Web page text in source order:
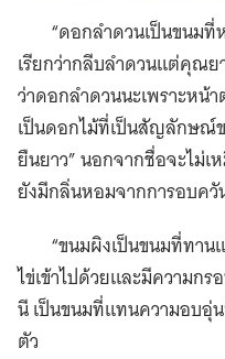
“ดอกลำดวนเป็นขนม
เรียกว่ากลีบลำดวนแต่คุณย
ว่าดอกลำดวนนะเพราะหน้
เป็นดอกไม้ที่เป็นสัญลักษณ์
ยืนยาว” นอกจากชื่อจะไม่
ยังมีกลิ่นหอมจากการอบค
“ขนมผิงเป็นขนมที่ทาน
ไข่เข้าไปด้วยและมีความก
นี เป็นขนมที่แทนความอบอุ่
ตัว